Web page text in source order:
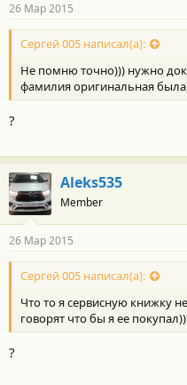
26 Мар 2015
Сергей 005 написал(а):
Не помню точно))) нужно
фамилия оригинальная
?
Aleks535
Member
26 Мар 2015
Сергей 005 написал(а):
Что то я сервисную книжку
говорят что бы я ее
?